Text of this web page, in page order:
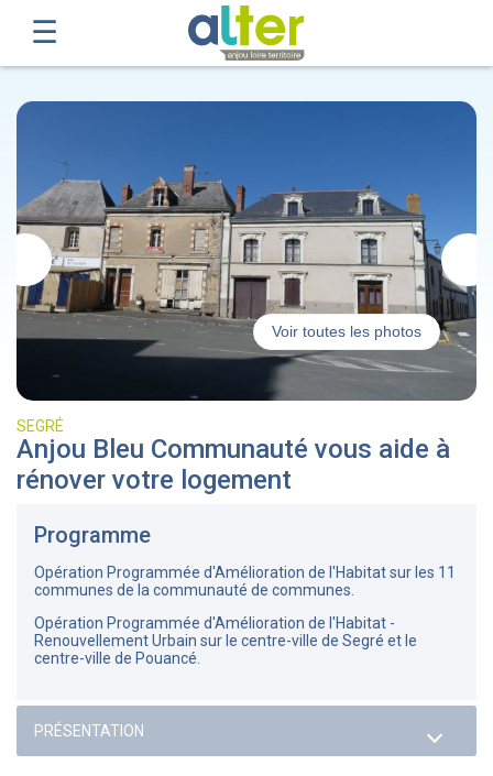
Voir toutes les photos
SEGRÉ
Anjou Bleu Communauté vous aide à
rénover votre logement
Programme
Opération Programmée d'Amélioration de l'Habitat sur les 11
communes de la communauté de communes.
Opération Programmée d'Amélioration de l'Habitat -
Renouvellement Urbain sur le centre-ville de Segré et le
centre-ville de Pouancé.